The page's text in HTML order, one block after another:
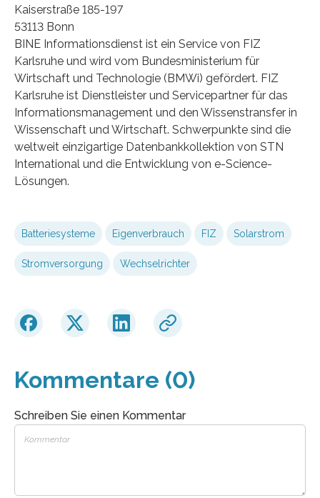
Kaiserstraße 185-197
53113 Bonn
BINE Informationsdienst ist ein Service von FIZ
Karlsruhe und wird vom Bundesministerium für
Wirtschaft und Technologie (BMWi) gefördert. FIZ
Karlsruhe ist Dienstleister und Servicepartner für das
Informationsmanagement und den Wissenstransfer in
Wissenschaft und Wirtschaft. Schwerpunkte sind die
weltweit einzigartige Datenbankkollektion von STN
International und die Entwicklung von e-Science-
Lösungen.
Batteriesysteme Eigenverbrauch FIZ Solarstrom
Stromversorgung Wechselrichter
Kommentare (0)
Schreiben Sie einen Kommentar